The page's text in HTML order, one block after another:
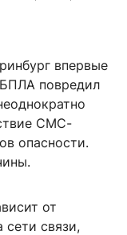
впервые
повредил
СМС-
опасности.
от
сети связи,